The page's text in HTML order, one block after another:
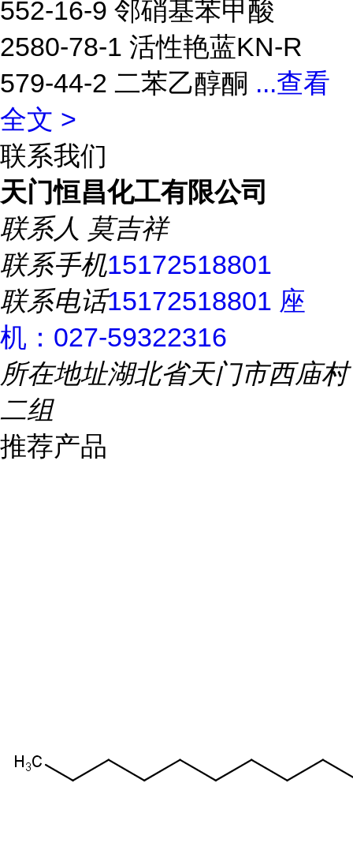
552-16-9 邻硝基苯甲酸
2580-78-1 活性艳蓝KN-R
579-44-2 二苯乙醇酮 ...查看
全文 >
联系我们
天门恒昌化工有限公司
联系人 莫吉祥
联系手机15172518801
联系电话15172518801 座
机：027-59322316
所在地址湖北省天门市西庙村
二组
推荐产品